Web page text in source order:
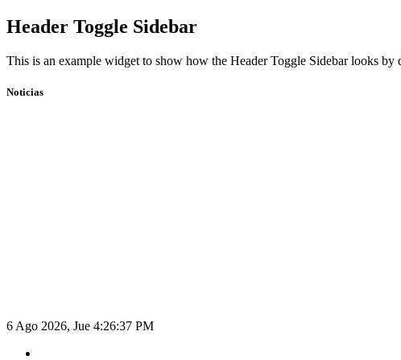
Skip
to
Header Toggle Sidebar
This is an example widget to show how the Header Toggle Sidebar looks by
Noticias
6 Ago 2026, Jue 4:26:38 PM